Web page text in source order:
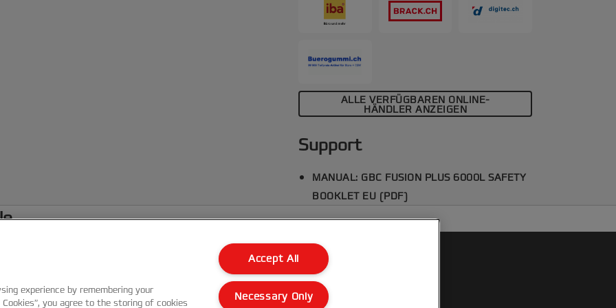
glatte, kristallklar laminierte Dokumente.
ALLE VERFÜGBAREN ONLINE-
HÄNDLER ANZEIGEN
Support
MANUAL: GBC FUSION PLUS 6000L SAFETY
BOOKLET EU (PDF)
Garantie Bedingungen
experience by remembering your
you agree to the storing of cookies
Accept All
Necessary Only